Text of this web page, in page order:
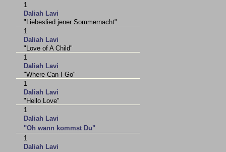
1
Daliah Lavi
"Liebeslied jener Sommernacht"
1
Daliah Lavi
"Love of A Child"
1
Daliah Lavi
"Where Can I Go"
1
Daliah Lavi
"Hello Love"
1
Daliah Lavi
"Oh wann kommst Du"
1
Daliah Lavi